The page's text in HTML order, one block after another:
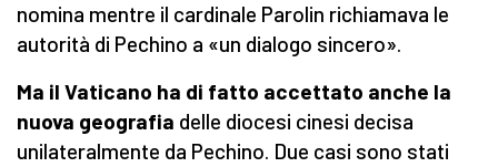
nomina mentre il cardinale Parolin richiamava le
autorità di Pechino a «un dialogo sincero».
Ma il Vaticano ha di fatto accettato anche la
nuova geografia delle diocesi cinesi decisa
unilateralmente da Pechino. Due casi sono stati